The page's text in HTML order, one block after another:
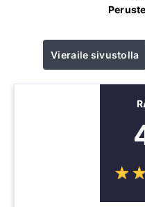
Vieraile sivustolla
☆
★